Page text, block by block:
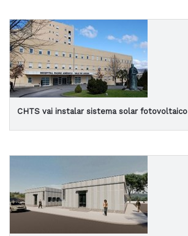
CHTS vai instalar sistema solar fotovoltaico